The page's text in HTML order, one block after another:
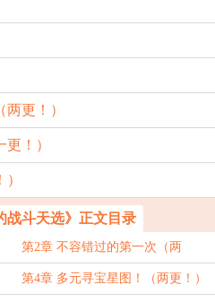
更！）
！）
战斗天选》正文目录
第2章 不容错过的第一次（两
更！）
第4章 多元寻宝星图！（两更！）